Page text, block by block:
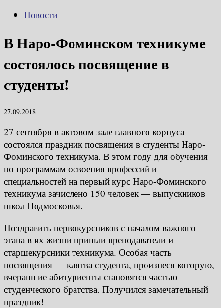
Новости
В Наро-Фоминском техникуме
состоялось посвящение в
студенты!
27.09.2018
27 сентября в актовом зале главного корпуса
состоялся праздник посвящения в студенты Наро-
Фоминского техникума. В этом году для обучения
по программам освоения профессий и
специальностей на первый курс Наро-Фоминского
техникума зачислено 150 человек — выпускников
школ Подмосковья.
Поздравить первокурсников с началом важного
этапа в их жизни пришли преподаватели и
старшекурсники техникума. Особая часть
посвящения — клятва студента, произнеся которую,
вчерашние абитуриенты становятся частью
студенческого братства. Получился замечательный
праздник!